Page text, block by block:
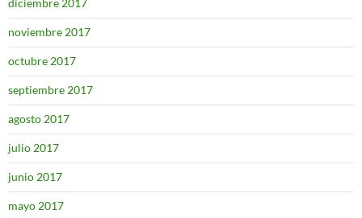
diciembre 2017
noviembre 2017
octubre 2017
septiembre 2017
agosto 2017
julio 2017
junio 2017
mayo 2017